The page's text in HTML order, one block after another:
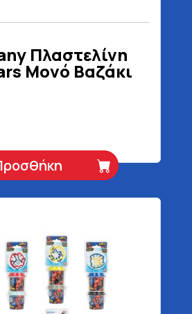
Πλαστελίνη
Μονό Βαζάκι
100 gr